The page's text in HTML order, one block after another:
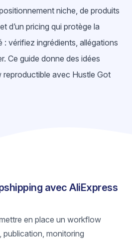
niche, de produits
d’un pricing qui protège la
: vérifiez ingrédients, allégations
Ce guide donne des idées
avec Hustle Got
avec AliExpress
en place un workflow
monitoring